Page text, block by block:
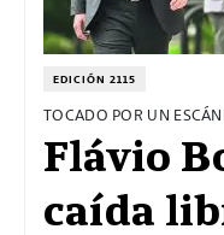
EDICIÓN 2115
TOCADO POR UN
Flávio
caída